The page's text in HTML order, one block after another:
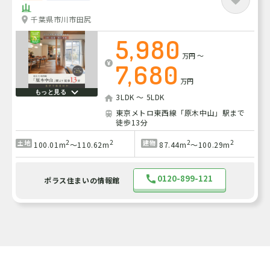
山
千葉県市川市田尻
もっと見る
5,980 万円～
7,680 万円
3LDK ～ 5LDK
東京メトロ東西線「原木中山」駅まで
徒歩13分
土地 100.01m2～110.62m2 建物 87.44m2～100.29m2
ポラス住まいの情報館 0120-899-121